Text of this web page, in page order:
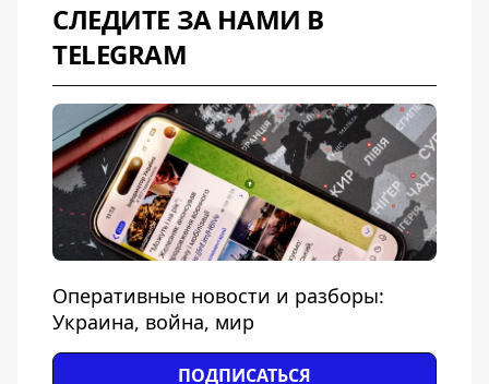
СЛЕДИТЕ ЗА НАМИ В
TELEGRAM
Оперативные новости и разборы:
Украина, война, мир
ПОДПИСАТЬСЯ